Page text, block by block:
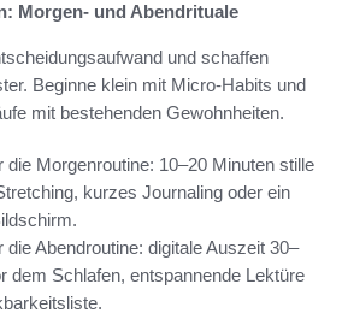
Morgen- und Abendrituale
und schaffen
Beginne klein mit Micro-Habits und
mit bestehenden Gewohnheiten.
die Morgenroutine: 10–20 Minuten stille
kurzes Journaling oder ein
die Abendroutine: digitale Auszeit 30–
dem Schlafen, entspannende Lektüre